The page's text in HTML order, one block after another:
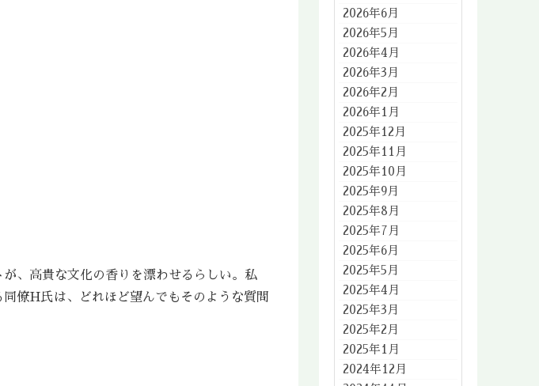
、高貴な文化の香りを漂わせるらしい。私
僚H氏は、どれほど望んでもそのような質問
2026年6月
2026年5月
2026年4月
2026年3月
2026年2月
2026年1月
2025年12月
2025年11月
2025年10月
2025年9月
2025年8月
2025年7月
2025年6月
2025年5月
2025年4月
2025年3月
2025年2月
2025年1月
2024年12月